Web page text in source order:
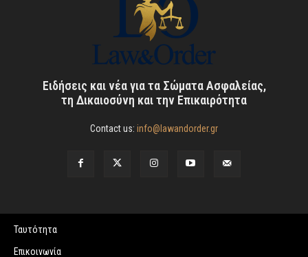
Ειδήσεις και νέα για τα Σώματα Ασφαλείας,
τη Δικαιοσύνη και την Επικαιρότητα
Contact us: info@lawandorder.gr
Ταυτότητα
Επικοινωνία